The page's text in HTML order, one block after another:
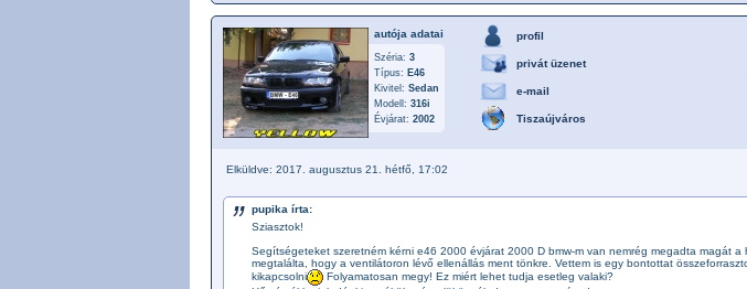
autója adatai
Széria: 3
Típus: E46
Kivitel: Sedan
Modell: 316i
Évjárat: 2002
profil
privát üzenet
e-mail
Tiszaújváros
Elküldve: 2017. augusztus 21. hétfő, 17:02
pupika írta:
Sziasztok!
Segítségeteket szeretném kérni e46 2000 évjárat 2000 D bmw-m van nemrég megadta magát
megtalálta, hogy a ventilátoron lévő ellenállás ment tönkre. Vettem is egy bontottat
kikapcsolni
Folyamatosan megy! Ez miért lehet tudja esetleg valaki?